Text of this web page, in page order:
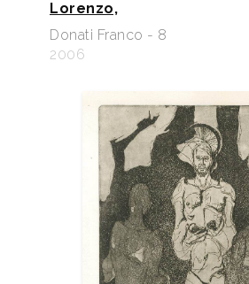
Lorenzo,
Donati Franco - 8
2006